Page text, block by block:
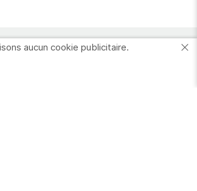
aucun cookie publicitaire.